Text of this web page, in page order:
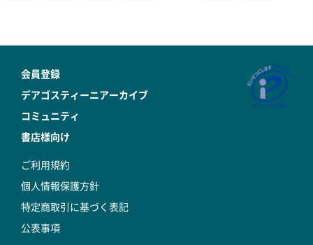
会員登録
デアゴスティーニアーカイブ
コミュニティ
書店様向け
ご利用規約
個人情報保護方針
特定商取引に基づく表記
公表事項